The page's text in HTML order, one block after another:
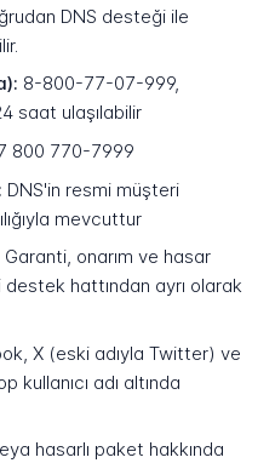
DNS desteği ile
8-800-77-07-999,
saat ulaşılabilir
800 770-7999
DNS'in resmi müşteri
mevcuttur
Garanti, onarım ve hasar
hattından ayrı olarak
X (eski adıyla Twitter) ve
kullanıcı adı altında
hasarlı paket hakkında